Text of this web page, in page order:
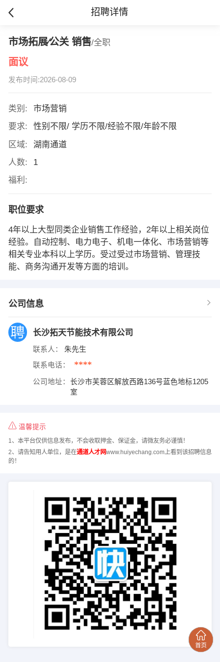
招聘详情
市场拓展∕公关 销售/全职
面议
发布时间:2026-08-09
类别:
市场营销
要求:
性别不限/ 学历不限/经验不限/年龄不限
区域:
湖南通道
人数:
1
福利:
职位要求
4年以上大型同类企业销售工作经验，2年以上相关岗位
经验。自动控制、电力电子、机电一体化、市场营销等
相关专业本科以上学历。受过受过市场营销、管理技
能、商务沟通开发等方面的培训。
公司信息
长沙拓天节能技术有限公司
联系人： 朱先生
联系电话： ****
公司地址：
长沙市芙蓉区解放西路136号蓝色地标1205
室
温馨提示
1、本平台仅供信息发布，不会收取押金、保证金，请微友务必谨慎！
2、请告知用人单位，是在通道人才网www.huiyechang.com上看到该招聘信息
的！